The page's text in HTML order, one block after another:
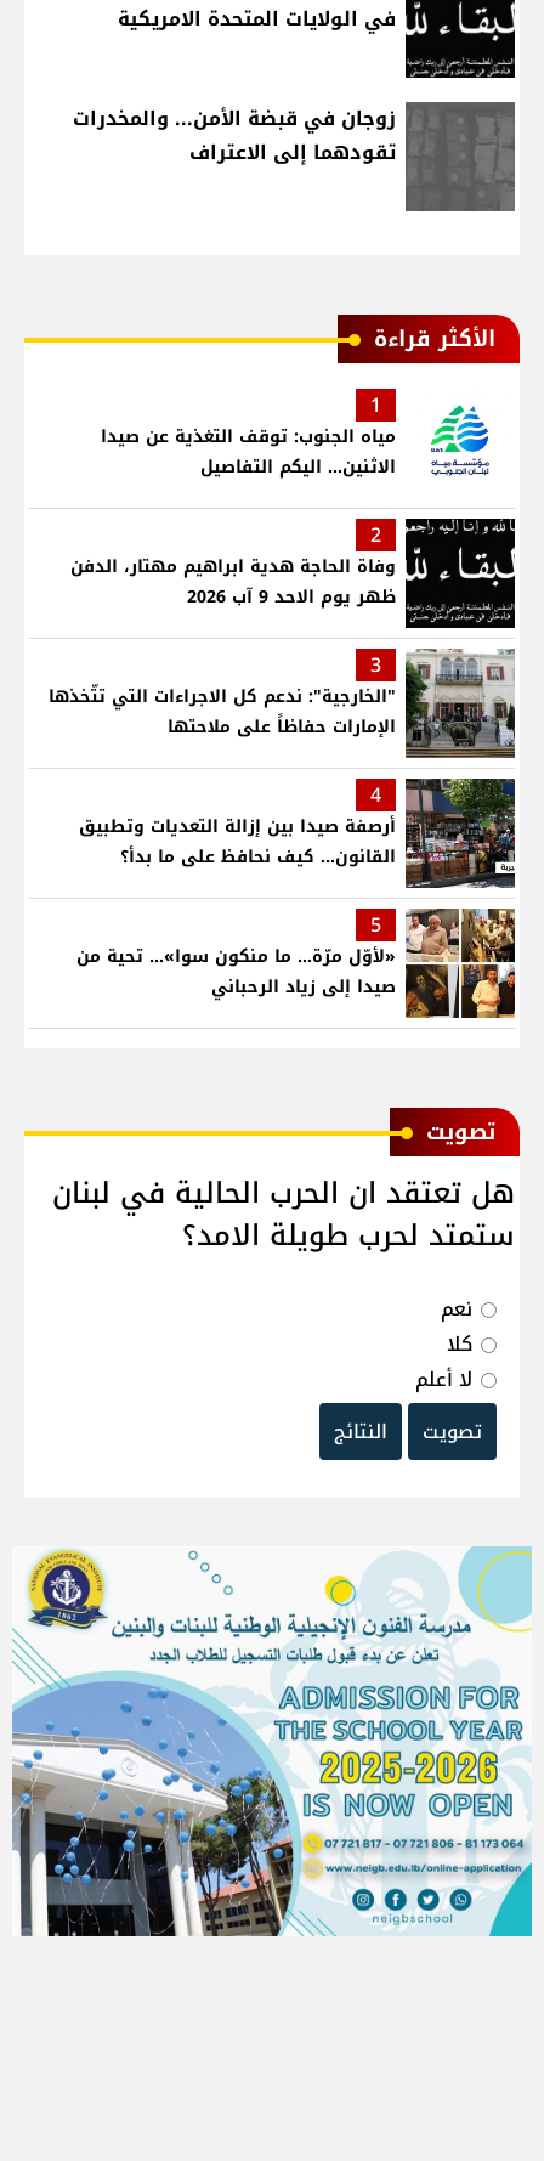
في الولايات المتحدة الامريكية
زوجان في قبضة الأمن... والمخدرات
تقودهما إلى الاعتراف
الأكثر قراءة
1
مياه الجنوب: توقف التغذية عن صيدا
الاثنين... اليكم التفاصيل
2
وفاة الحاجة هدية ابراهيم مهتار، الدفن
ظهر يوم الاحد 9 آب 2026
3
"الخارجية": ندعم كل الاجراءات التي تتّخذها
الإمارات حفاظاً على ملاحتها
4
أرصفة صيدا بين إزالة التعديات وتطبيق
القانون... كيف نحافظ على ما بدأ؟
5
«لأوّل مرّة… ما منكون سوا»… تحية من
صيدا إلى زياد الرحباني
ﺗﺼﻮﻳﺖ
هل تعتقد ان الحرب الحالية في لبنان
ستمتد لحرب طويلة الامد؟
نعم
كلا
لا أعلم
تصويت
النتائج